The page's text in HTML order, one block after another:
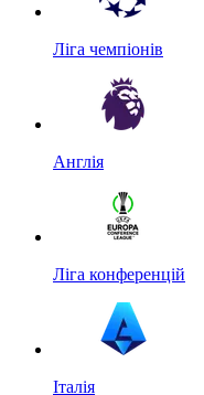
Ліга чемпіонів
Англія
Ліга конференцій
Італія